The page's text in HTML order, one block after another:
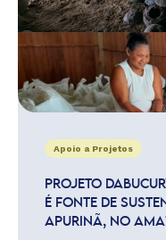
Apoio a Projetos
PROJETO
É FONTE DE
APURINÃ, NO